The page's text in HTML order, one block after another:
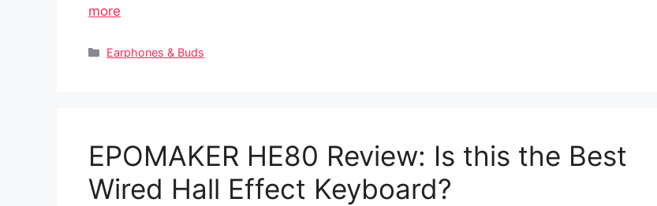
more
Categories
Earphones & Buds
EPOMAKER HE80 Review: Is this the Best
Wired Hall Effect Keyboard?